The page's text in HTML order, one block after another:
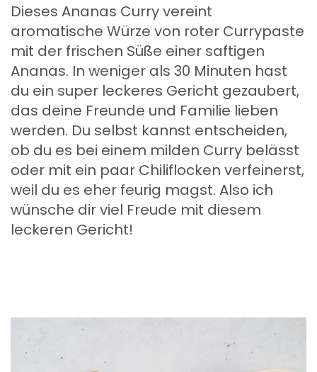
Dieses Ananas Curry vereint
aromatische Würze von roter Currypaste
mit der frischen Süße einer saftigen
Ananas. In weniger als 30 Minuten hast
du ein super leckeres Gericht gezaubert,
das deine Freunde und Familie lieben
werden. Du selbst kannst entscheiden,
ob du es bei einem milden Curry belässt
oder mit ein paar Chiliflocken verfeinerst,
weil du es eher feurig magst. Also ich
wünsche dir viel Freude mit diesem
leckeren Gericht!